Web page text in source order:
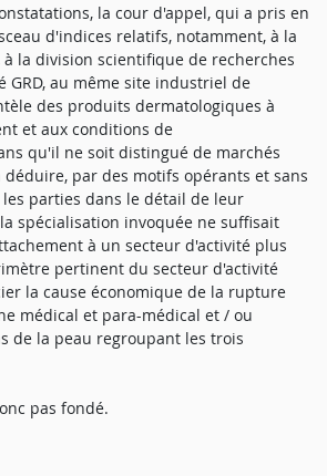
la cour d'appel, qui a pris en
d'indices relatifs, notamment, à la
la division scientifique de recherches
GRD, au même site industriel de
des produits dermatologiques à
et aux conditions de
qu'il ne soit distingué de marchés
par des motifs opérants et sans
parties dans le détail de leur
spécialisation invoquée ne suffisait
à un secteur d'activité plus
pertinent du secteur d'activité
la cause économique de la rupture
médical et para-médical et / ou
de la peau regroupant les trois
pas fondé.